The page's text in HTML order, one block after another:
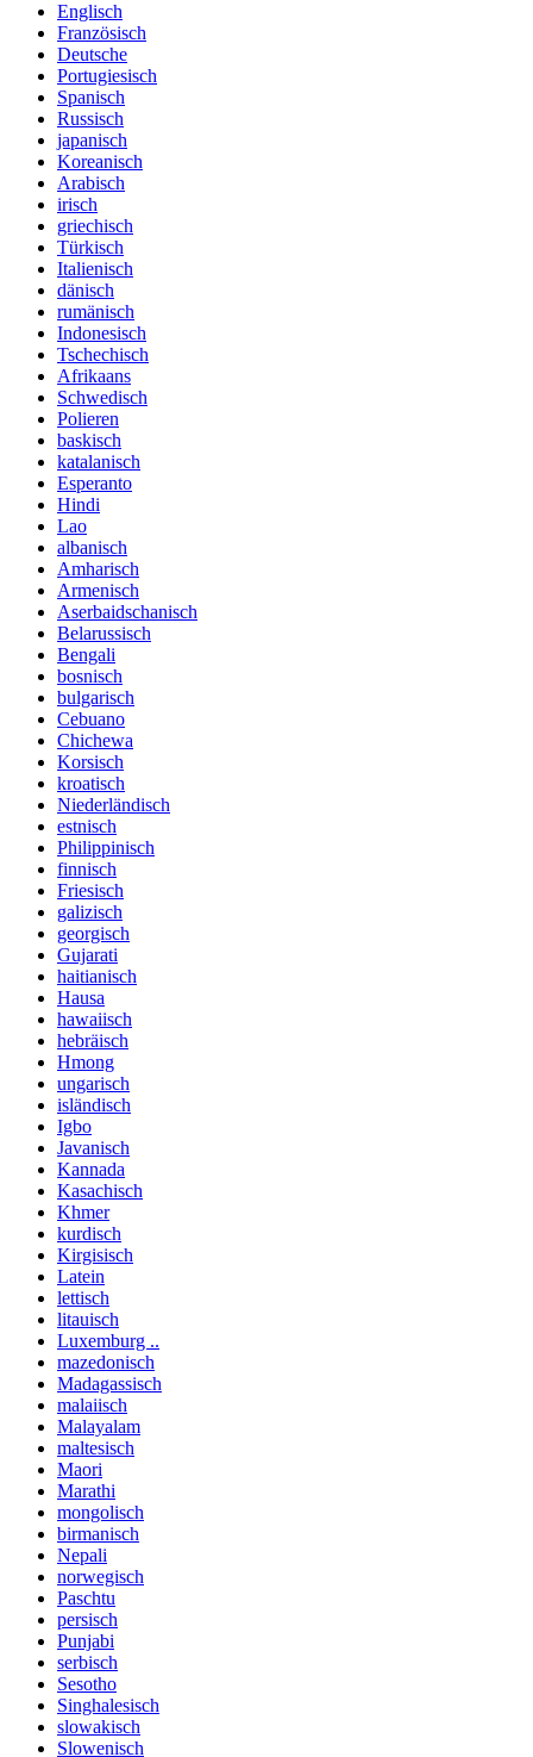
Englisch
Französisch
Deutsche
Portugiesisch
Spanisch
Russisch
japanisch
Koreanisch
Arabisch
irisch
griechisch
Türkisch
Italienisch
dänisch
rumänisch
Indonesisch
Tschechisch
Afrikaans
Schwedisch
Polieren
baskisch
katalanisch
Esperanto
Hindi
Lao
albanisch
Amharisch
Armenisch
Aserbaidschanisch
Belarussisch
Bengali
bosnisch
bulgarisch
Cebuano
Chichewa
Korsisch
kroatisch
Niederländisch
estnisch
Philippinisch
finnisch
Friesisch
galizisch
georgisch
Gujarati
haitianisch
Hausa
hawaiisch
hebräisch
Hmong
ungarisch
isländisch
Igbo
Javanisch
Kannada
Kasachisch
Khmer
kurdisch
Kirgisisch
Latein
lettisch
litauisch
Luxemburg ..
mazedonisch
Madagassisch
malaiisch
Malayalam
maltesisch
Maori
Marathi
mongolisch
birmanisch
Nepali
norwegisch
Paschtu
persisch
Punjabi
serbisch
Sesotho
Singhalesisch
slowakisch
Slowenisch